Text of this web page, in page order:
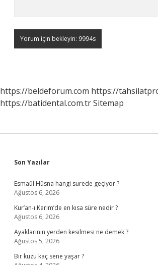
https://beldeforum.com https://
https://batidental.com.trSitemap
Sidebar
Son Yazılar
Esmaül Hüsna hangi surede geçiyor ?
Ağustos 6, 2026
Kur’an-ı Kerim’de en kısa süre nedir ?
Ağustos 6, 2026
Ayaklarının yerden kesilmesi ne demek ?
Ağustos 5, 2026
Bir kuzu kaç sene yaşar ?